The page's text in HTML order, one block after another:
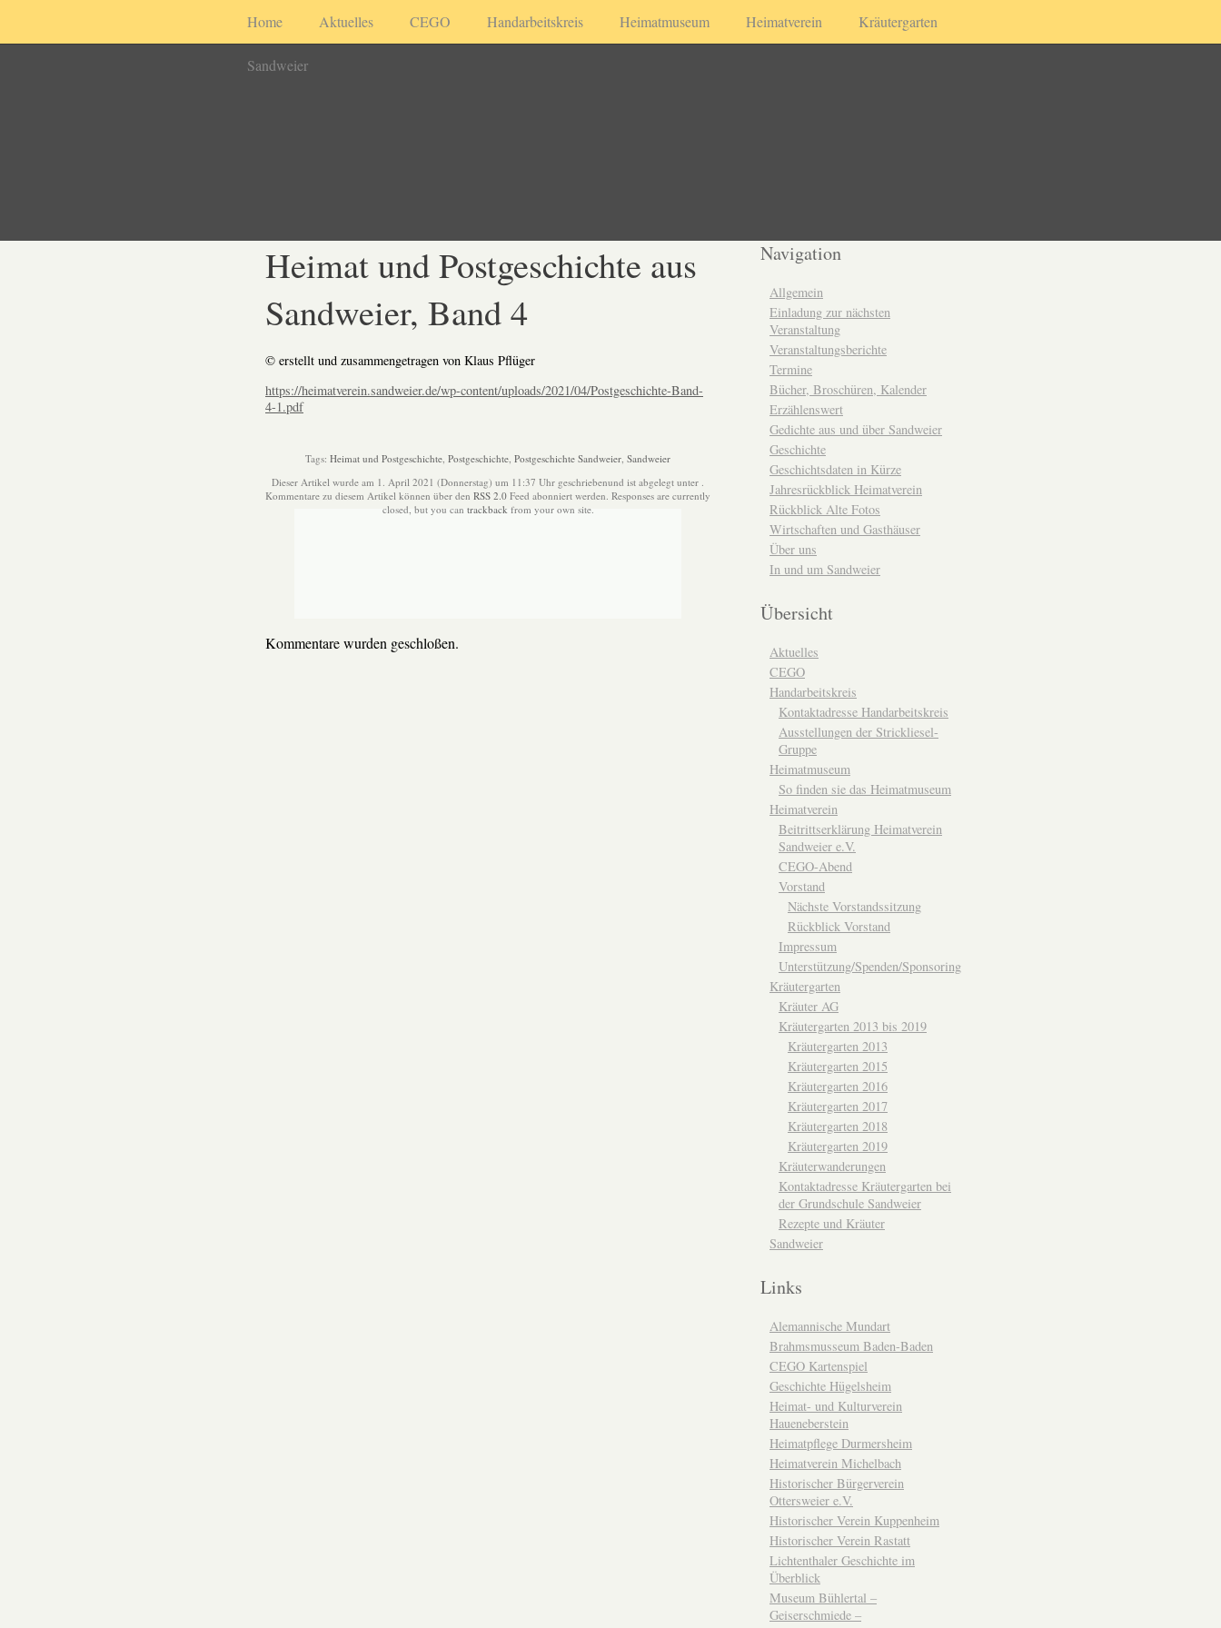
Home Aktuelles CEGO Handarbeitskreis Heimatmuseum Heimatverein Kräutergarten
Sandweier
Heimat und Postgeschichte aus
Sandweier, Band 4
© erstellt und zusammengetragen von Klaus Pflüger
https://heimatverein.sandweier.de/wp-content/uploads/2021/04/Postgeschichte-Band-
4-1.pdf
Tags: Heimat und Postgeschichte Postgeschichte Postgeschichte Sandweier Sandweier
Dieser Artikel wurde am 1. April 2021 (Donnerstag) um 11:37 Uhr geschriebenund ist abgelegt unter .
Kommentare zu diesem Artikel können über den RSS 2.0 Feed abonniert werden. Responses are currently
closed, but you can trackback from your own site.
Kommentare wurden geschloßen.
Navigation
Allgemein
Einladung zur nächsten
Veranstaltung
Veranstaltungsberichte
Termine
Bücher, Broschüren, Kalender
Erzählenswert
Gedichte aus und über Sandweier
Geschichte
Geschichtsdaten in Kürze
Jahresrückblick Heimatverein
Rückblick Alte Fotos
Wirtschaften und Gasthäuser
Über uns
In und um Sandweier
Übersicht
Aktuelles
CEGO
Handarbeitskreis
Kontaktadresse Handarbeitskreis
Ausstellungen der Strickliesel-
Gruppe
Heimatmuseum
So finden sie das Heimatmuseum
Heimatverein
Beitrittserklärung Heimatverein
Sandweier e.V.
CEGO-Abend
Vorstand
Nächste Vorstandssitzung
Rückblick Vorstand
Impressum
Unterstützung/Spenden/Sponsoring
Kräutergarten
Kräuter AG
Kräutergarten 2013 bis 2019
Kräutergarten 2013
Kräutergarten 2015
Kräutergarten 2016
Kräutergarten 2017
Kräutergarten 2018
Kräutergarten 2019
Kräuterwanderungen
Kontaktadresse Kräutergarten bei
der Grundschule Sandweier
Rezepte und Kräuter
Sandweier
Links
Alemannische Mundart
Brahmsmusseum Baden-Baden
CEGO Kartenspiel
Geschichte Hügelsheim
Heimat- und Kulturverein
Haueneberstein
Heimatpflege Durmersheim
Heimatverein Michelbach
Historischer Bürgerverein
Ottersweier e.V.
Historischer Verein Kuppenheim
Historischer Verein Rastatt
Lichtenthaler Geschichte im
Überblick
Museum Bühlertal –
Geiserschmiede –